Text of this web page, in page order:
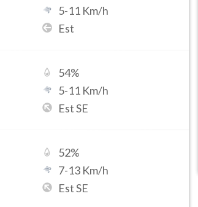
5-11 Km/h
Est
54%
5-11 Km/h
Est SE
52%
7-13 Km/h
Est SE